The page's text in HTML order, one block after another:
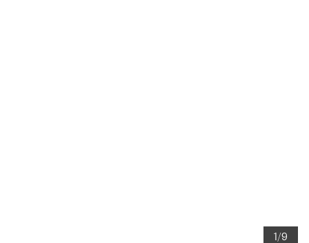
1/9